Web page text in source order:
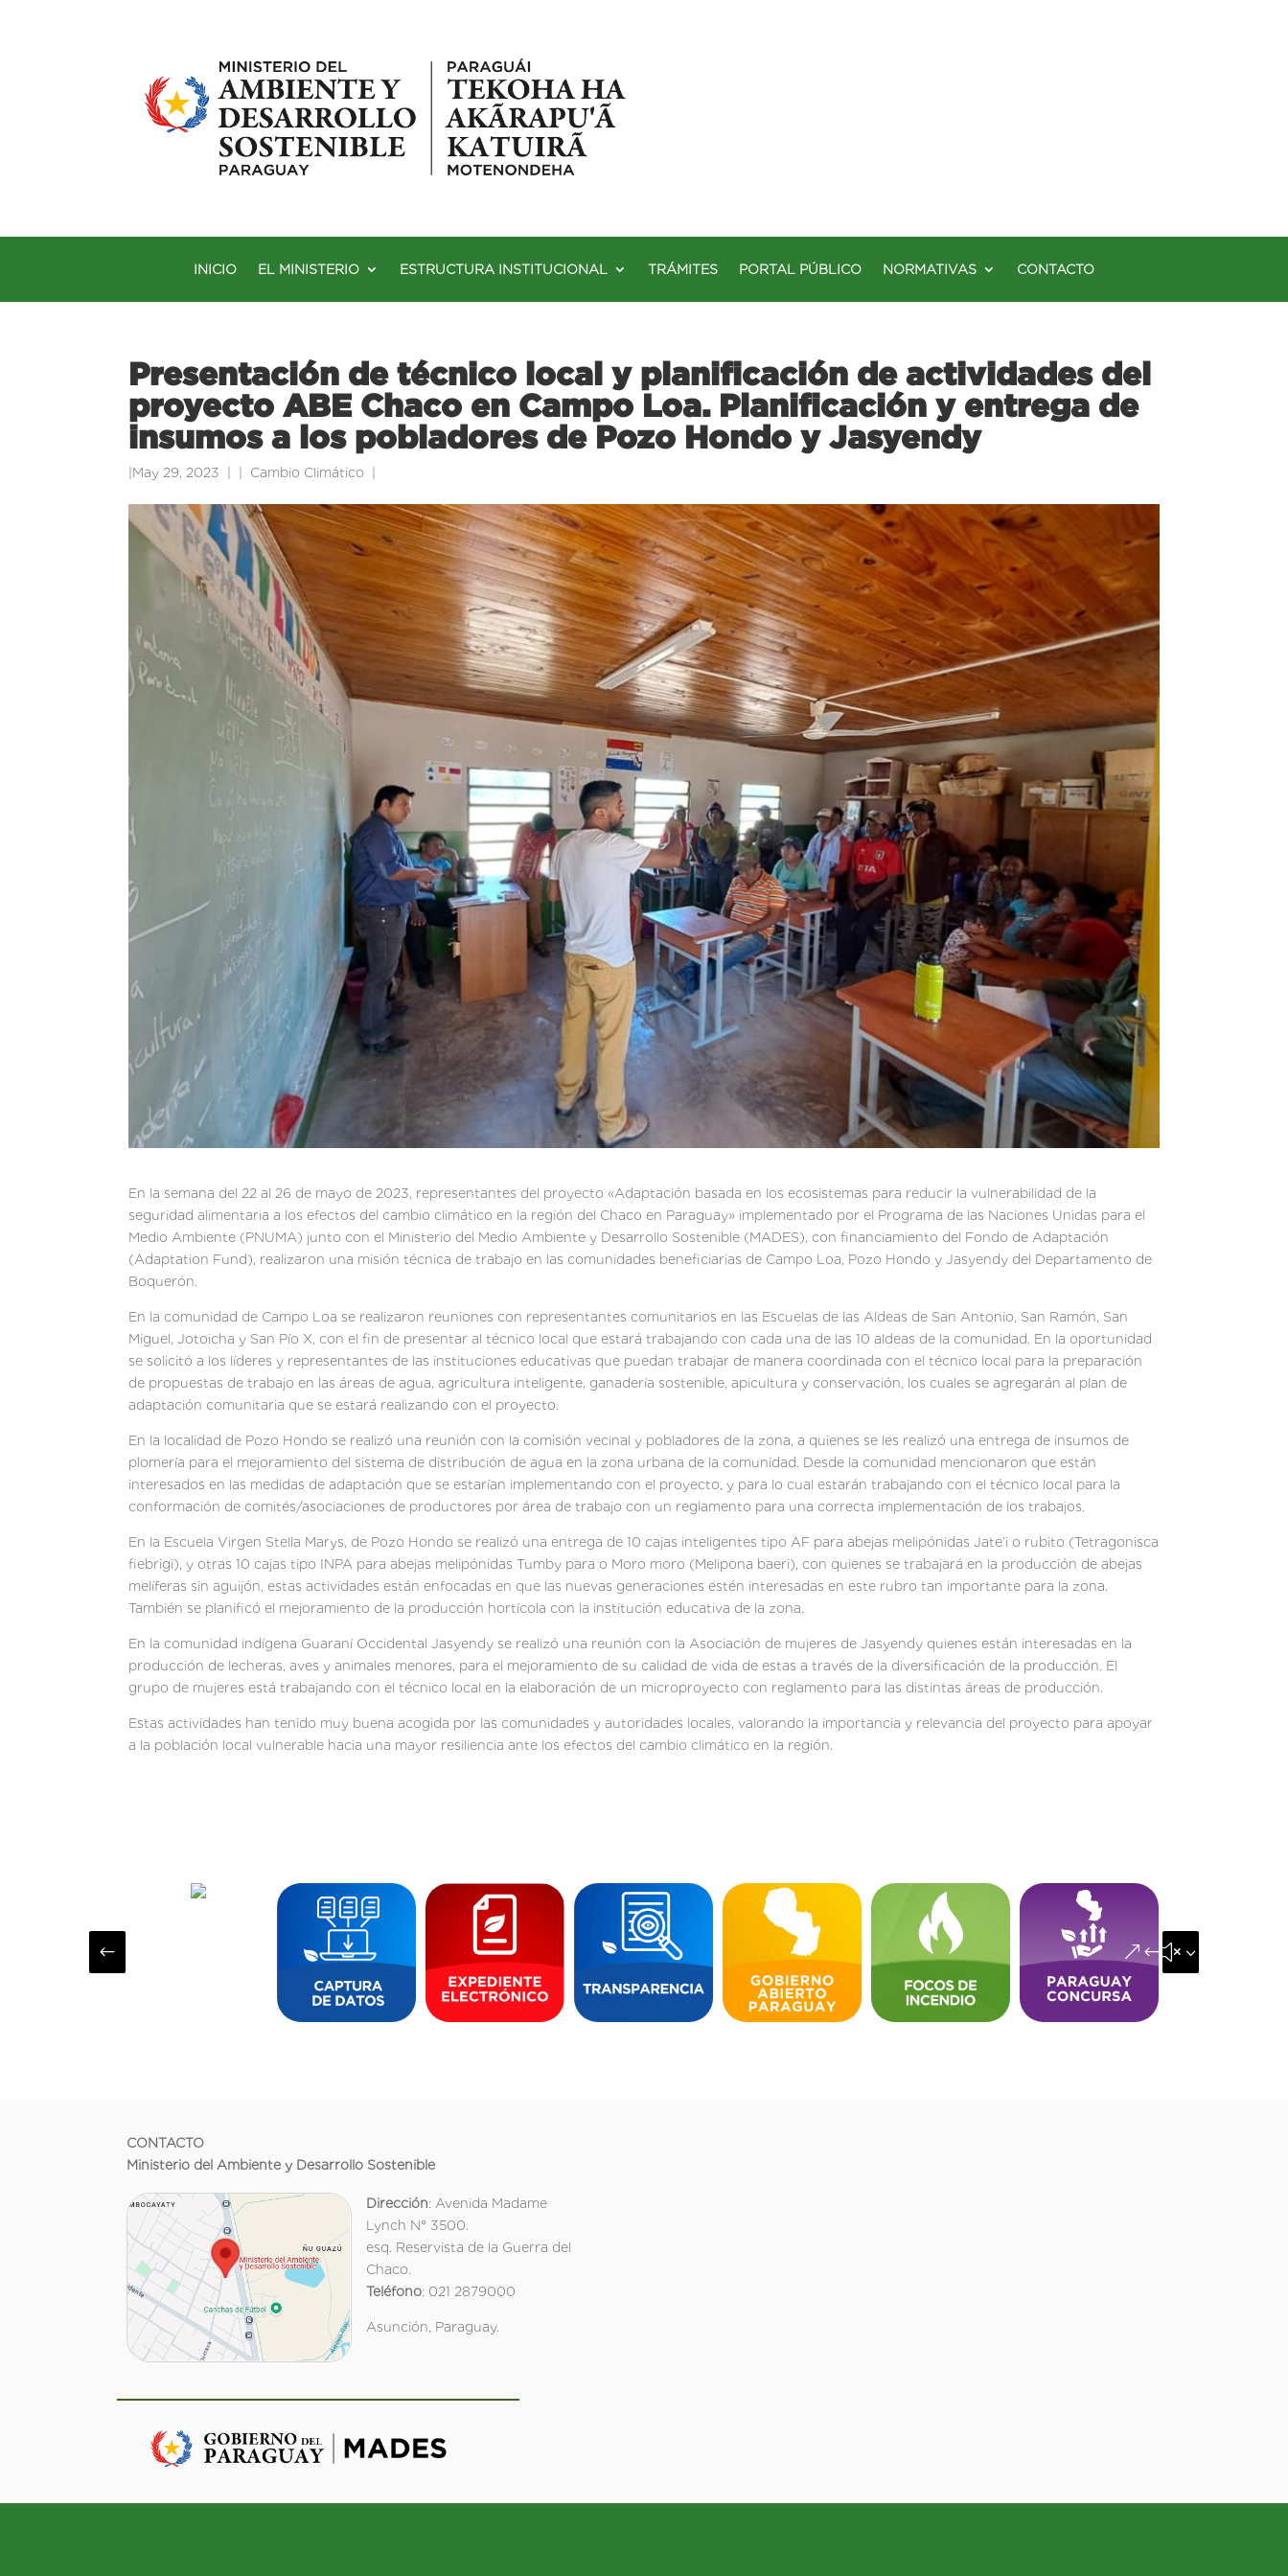
INICIO EL MINISTERIO ESTRUCTURA INSTITUCIONAL TRÁMITES PORTAL PÚBLICO NORMATIVAS CONTACTO
Presentación de técnico local y planificación de actividades del
proyecto ABE Chaco en Campo Loa. Planificación y entrega de
insumos a los pobladores de Pozo Hondo y Jasyendy
May 29, 2023 Cambio Climático
En la semana del 22 al 26 de mayo de 2023, representantes del proyecto «Adaptación basada en los ecosistemas para reducir la vulnerabilidad de la
seguridad alimentaria a los efectos del cambio climático en la región del Chaco en Paraguay» implementado por el Programa de las Naciones Unidas para el
Medio Ambiente (PNUMA) junto con el Ministerio del Medio Ambiente y Desarrollo Sostenible (MADES), con financiamiento del Fondo de Adaptación
(Adaptation Fund), realizaron una misión técnica de trabajo en las comunidades beneficiarias de Campo Loa, Pozo Hondo y Jasyendy del Departamento de
Boquerón.
En la comunidad de Campo Loa se realizaron reuniones con representantes comunitarios en las Escuelas de las Aldeas de San Antonio, San Ramón, San
Miguel, Jotoicha y San Pío X, con el fin de presentar al técnico local que estará trabajando con cada una de las 10 aldeas de la comunidad. En la oportunidad
se solicitó a los líderes y representantes de las instituciones educativas que puedan trabajar de manera coordinada con el técnico local para la preparación
de propuestas de trabajo en las áreas de agua, agricultura inteligente, ganadería sostenible, apicultura y conservación, los cuales se agregarán al plan de
adaptación comunitaria que se estará realizando con el proyecto.
En la localidad de Pozo Hondo se realizó una reunión con la comisión vecinal y pobladores de la zona, a quienes se les realizó una entrega de insumos de
plomería para el mejoramiento del sistema de distribución de agua en la zona urbana de la comunidad. Desde la comunidad mencionaron que están
interesados en las medidas de adaptación que se estarían implementando con el proyecto, y para lo cual estarán trabajando con el técnico local para la
conformación de comités/asociaciones de productores por área de trabajo con un reglamento para una correcta implementación de los trabajos.
En la Escuela Virgen Stella Marys, de Pozo Hondo se realizó una entrega de 10 cajas inteligentes tipo AF para abejas melipónidas Jate’i o rubito (Tetragonisca
fiebrigi), y otras 10 cajas tipo INPA para abejas melipónidas Tumby para o Moro moro (Melipona baeri), con quienes se trabajará en la producción de abejas
melíferas sin aguijón, estas actividades están enfocadas en que las nuevas generaciones estén interesadas en este rubro tan importante para la zona.
También se planificó el mejoramiento de la producción hortícola con la institución educativa de la zona.
En la comunidad indígena Guaraní Occidental Jasyendy se realizó una reunión con la Asociación de mujeres de Jasyendy quienes están interesadas en la
producción de lecheras, aves y animales menores, para el mejoramiento de su calidad de vida de estas a través de la diversificación de la producción. El
grupo de mujeres está trabajando con el técnico local en la elaboración de un microproyecto con reglamento para las distintas áreas de producción.
Estas actividades han tenido muy buena acogida por las comunidades y autoridades locales, valorando la importancia y relevancia del proyecto para apoyar
a la población local vulnerable hacia una mayor resiliencia ante los efectos del cambio climático en la región.
# &#x35;
CONTACTO
Ministerio del Ambiente y Desarrollo Sostenible
Dirección: Avenida Madame
Lynch N° 3500.
esq. Reservista de la Guerra del
Chaco.
Teléfono: 021 2879000
Asunción, Paraguay.